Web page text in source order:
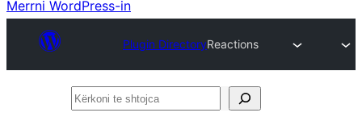
Merrni WordPress-in
Plugin DirectoryReactions
Kërkoni